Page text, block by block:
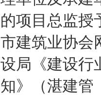
的项目总监授
市建筑业协会
设局《建设行
知》（湛建管